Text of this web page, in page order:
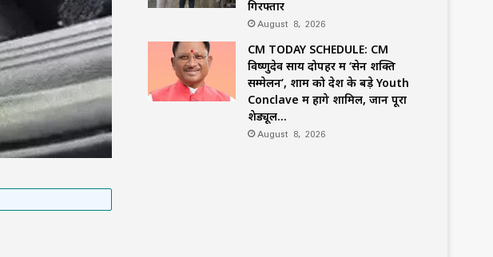
गिरफ्तार
August 8, 2026
CM TODAY SCHEDULE: CM
विष्णुदेव साय दोपहर में ‘सेन शक्ति
सम्मेलन’, शाम को देश के बड़े Youth
Conclave में होंगे शामिल, जानें पूरा
शेड्यूल…
August 8, 2026